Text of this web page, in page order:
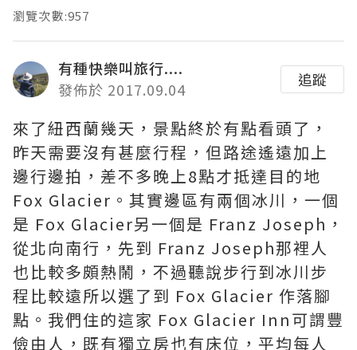
瀏覽次數:957
有種快樂叫旅行....
發佈於 2017.09.04
追蹤
來了紐西蘭幾天，景點終於有點看頭了，
昨天需要沒有甚麼行程，但路途遙遠加上
邊行邊拍，差不多晚上8點才抵達目的地
Fox Glacier。其實邊區有兩個冰川，一個
是 Fox Glacier另一個是 Franz Joseph，
從北向南行，先到 Franz Joseph那裡人
也比較多頗熱鬧，不過聽說步行到冰川步
程比較遠所以選了到 Fox Glacier 作落腳
點。我們住的這家 Fox Glacier Inn可謂豐
儉由人，既有獨立房也有床位，平均每人